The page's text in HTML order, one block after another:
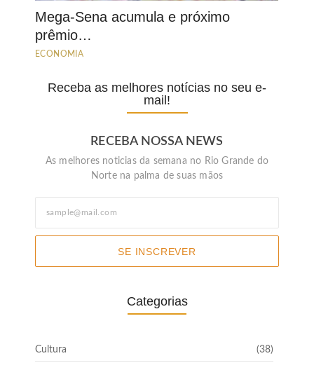
Mega-Sena acumula e próximo
prêmio…
ECONOMIA
Receba as melhores notícias no seu e-
mail!
RECEBA NOSSA NEWS
As melhores noticias da semana no Rio Grande do
Norte na palma de suas mãos
SE INSCREVER
Categorias
Cultura (38)